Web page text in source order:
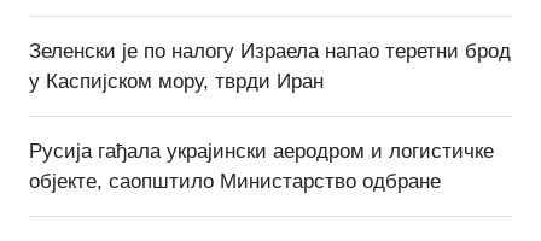
Зеленски је по налогу Израела напао теретни брод
у Каспијском мору, тврди Иран
Русија гађала украјински аеродром и логистичке
објекте, саопштило Министарство одбране